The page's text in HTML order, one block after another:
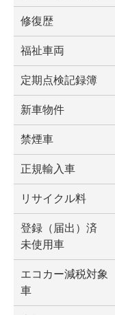
修復歴
福祉車両
定期点検記録簿
新車物件
禁煙車
正規輸入車
リサイクル料
登録（届出）済
未使用車
エコカー減税対象
車